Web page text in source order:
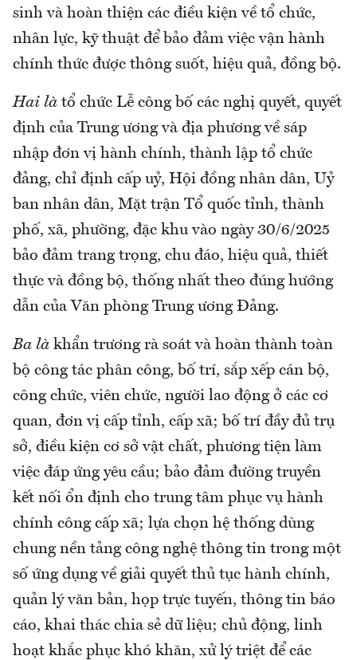
sinh và hoàn thiện các điều kiện về tổ chức,
nhân lực, kỹ thuật để bảo đảm việc vận hành
chính thức được thông suốt, hiệu quả, đồng bộ.
Hai là tổ chức Lễ công bố các nghị quyết, quyết
định của Trung ương và địa phương về sáp
nhập đơn vị hành chính, thành lập tổ chức
đảng, chỉ định cấp uỷ, Hội đồng nhân dân, Uỷ
ban nhân dân, Mặt trận Tổ quốc tỉnh, thành
phố, xã, phường, đặc khu vào ngày 30/6/2025
bảo đảm trang trọng, chu đáo, hiệu quả, thiết
thực và đồng bộ, thống nhất theo đúng hướng
dẫn của Văn phòng Trung ương Đảng.
Ba là khẩn trương rà soát và hoàn thành toàn
bộ công tác phân công, bố trí, sắp xếp cán bộ,
công chức, viên chức, người lao động ở các cơ
quan, đơn vị cấp tỉnh, cấp xã; bố trí đầy đủ trụ
sở, điều kiện cơ sở vật chất, phương tiện làm
việc đáp ứng yêu cầu; bảo đảm đường truyền
kết nối ổn định cho trung tâm phục vụ hành
chính công cấp xã; lựa chọn hệ thống dùng
chung nền tảng công nghệ thông tin trong một
số ứng dụng về giải quyết thủ tục hành chính,
quản lý văn bản, họp trực tuyến, thông tin báo
cáo, khai thác chia sẻ dữ liệu; chủ động, linh
hoạt khắc phục khó khăn, xử lý triệt để các